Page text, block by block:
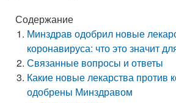
Содержание
Минздрав одобрил новые
коронавируса: что это значит
Связанные вопросы и ответы
Какие новые лекарства против
одобрены Минздравом